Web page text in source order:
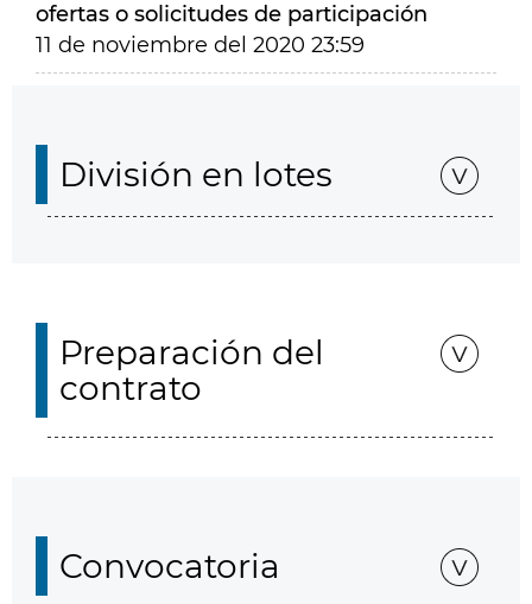
ofertas o solicitudes de participación
11 de noviembre del 2020 23:59
División en lotes
Preparación del
contrato
Convocatoria